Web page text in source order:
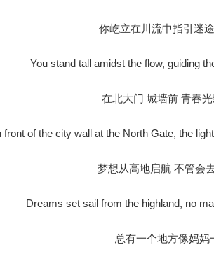
你屹立在川流中指引迷
You stand tall amidst the flow, guiding
在北大门 城墙前 青春
front of the city wall at the North Gate, the
梦想从高地启航 不管会
Dreams set sail from the highland, no
总有一个地方像妈妈